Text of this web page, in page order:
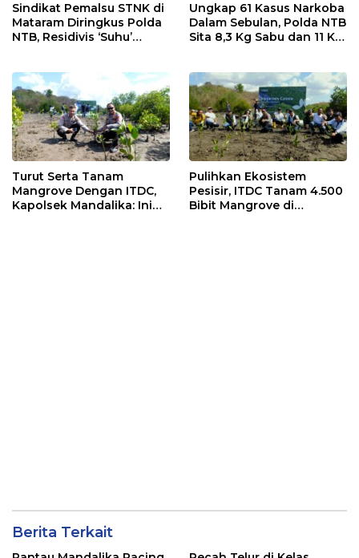
Sindikat Pemalsu STNK di
Mataram Diringkus Polda
NTB, Residivis ‘Suhu’
Ungkap 61 Kasus Narkoba
Dalam Sebulan, Polda NTB
Sita 8,3 Kg Sabu dan 11 Kg
Turut Serta Tanam
Mangrove Dengan ITDC,
Kapolsek Mandalika: Ini
Pulihkan Ekosistem
Pesisir, ITDC Tanam 4.500
Bibit Mangrove di
Berita Terkait